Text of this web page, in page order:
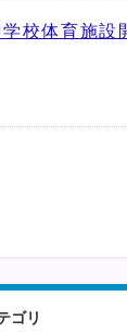
校体育施設
ゴリ